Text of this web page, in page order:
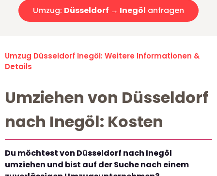
Umzug: Düsseldorf → Inegöl anfragen
Umzug Düsseldorf Inegöl: Weitere Informationen &
Details
Umziehen von Düsseldorf
nach Inegöl: Kosten
Du möchtest von Düsseldorf nach Inegöl
umziehen und bist auf der Suche nach einem